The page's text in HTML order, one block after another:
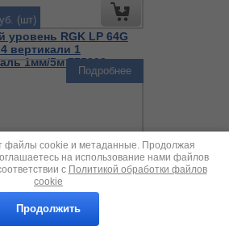
уровень RGK LP 64G
вертикали 1
1мм/5м 775298
(шт)
руб. (шт)
Подробнее
файлы cookie и метаданные. Продолжая
на использование нами файлов
с Политикой обработки файлов
cookie
Продолжить